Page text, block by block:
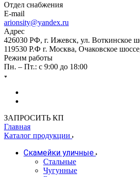
Отдел снабжения
E-mail
arionsity@yandex.ru
Адрес
426030 РФ, г. Ижевск, ул. Воткинское
119530 Р.Ф г. Москва, Очаковское
Режим работы
Пн. – Пт.: с 9:00 до 18:00
ЗАПРОСИТЬ КП
Главная
Каталог продукции
Скамейки уличные
Стальные
Чугунные